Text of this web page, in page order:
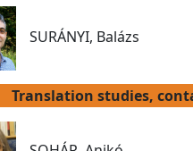
SURÁNYI, Balázs
Translation studies,